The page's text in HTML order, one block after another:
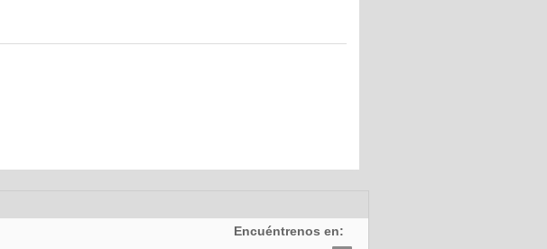
Encuéntrenos en: